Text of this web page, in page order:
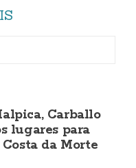
Carballo
lugares para
da Morte